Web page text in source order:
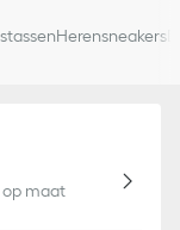
Herensneakers
op maat